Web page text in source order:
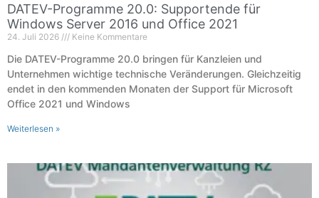
DATEV-Programme 20.0: Supportende für
Windows Server 2016 und Office 2021
24. Juli 2026 Keine Kommentare
Die DATEV-Programme 20.0 bringen für Kanzleien und
Unternehmen wichtige technische Veränderungen. Gleichzeitig
endet in den kommenden Monaten der Support für Microsoft
Office 2021 und Windows
Weiterlesen »